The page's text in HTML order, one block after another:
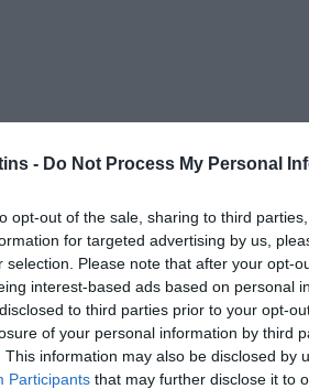
- Do Not Process My Personal
opt-out of the sale, sharing to third
for targeted advertising by us,
selection. Please note that after your opt-
interest-based ads based on personal
to third parties prior to your opt-
of your personal information by third
This information may also be disclosed by
Participants that may further disclose it to